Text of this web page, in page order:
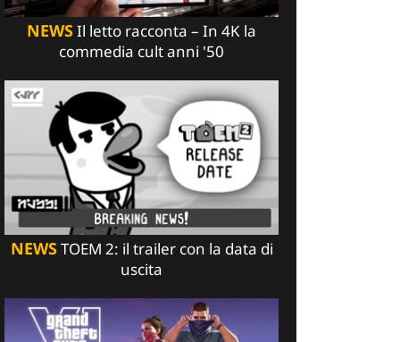
NEWSIl letto racconta – In 4K la
commedia cult anni '50
NEWSTOEM 2: il trailer con la data di
uscita